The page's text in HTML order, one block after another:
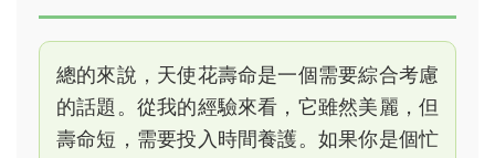
總的來說，天使花壽命是一個需要綜合考慮
的話題。從我的經驗來看，它雖然美麗，但
壽命短，需要投入時間養護。如果你是個忙